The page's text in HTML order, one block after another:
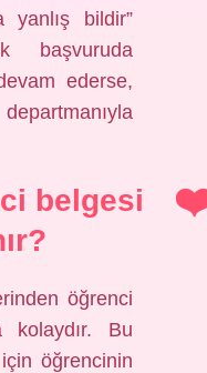
yanlış bildir”
başvuruda
ederse,
belgesi
öğrenci
kolaydır. Bu
öğrencinin